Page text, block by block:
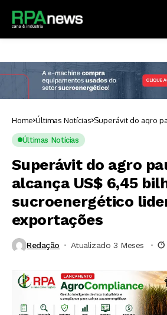
Home Últimas Notícias Superávit do agro
bilhões e setor
Últimas Notícias
Superávit do agro
alcança US$ 6,45
sucroenergético
exportações
Redação Atualizado 3 Meses ⁮